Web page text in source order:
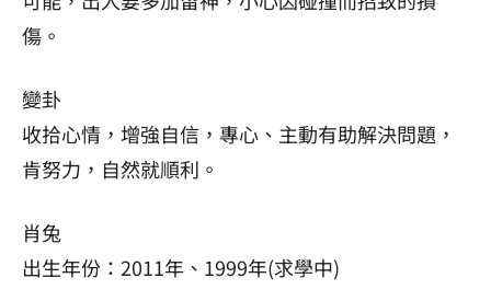
傷。
變卦
收拾心情，增強自信，專心、主動有助解決問題，
肯努力，自然就順利。
肖兔
出生年份：2011年、1999年(求學中)